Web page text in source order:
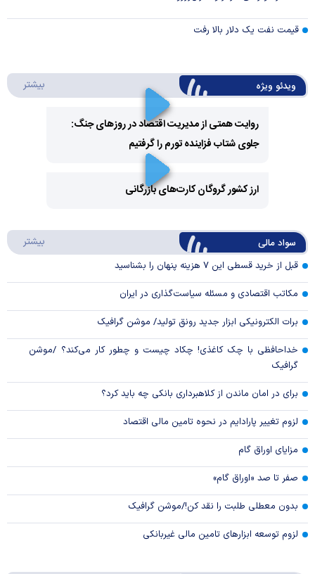
قیمت نفت یک دلار بالا رفت
ویدئو ویژه بیشتر
Play
Video
روایت همتی از مدیریت اقتصاد در روزهای جنگ:
جلوی شتاب فزاینده تورم را گرفتیم
Video
ارز کشور گروگان کارت‌های بازرگانی
سواد مالی بیشتر
قبل از خرید قسطی این ۷ هزینه پنهان را بشناسید
مکاتب اقتصادی و مسئله سیاست‌گذاری در ایران
برات الکترونیکی ابزار جدید رونق تولید/ موشن گرافیک
خداحافظی با چک کاغذی! چکاد چیست و چطور کار می‌کند؟ /موشن
گرافیک
برای در امان ماندن از کلاهبرداری بانکی چه باید کرد؟
لزوم تغییر پارادایم در نحوه تامین مالی اقتصاد
مزایای اوراق گام
صفر تا صد «اوراق گام»
بدون معطلی طلبت را نقد کن!/موشن گرافیک
لزوم توسعه ابزارهای تامین مالی غیربانکی